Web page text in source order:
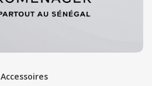
Accessoires